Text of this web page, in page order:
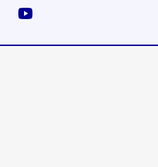
Instagram